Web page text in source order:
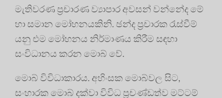
මැතිවරණ ප්‍රචාරණ ව්‍යාපාර අවසන් වන්නේද මේ
හා සමාන මෝහනයකිනි. ඡන්ද ප්‍රචාරක රැස්වීම්
යනු එම මෝහනය නිර්මාණය කිරීම සඳහා
සංවිධානය කරන මොබ් වේ.
මොබ් විවිධාකාරය. අහිංසක මොබ්වල සිට,
සංහාරක මොබ් දක්වා විවිධ ප්‍රචණ්ඩත්ව මට්ටම්